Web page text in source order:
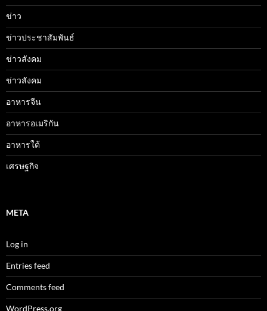
ข่าว
ข่าวประชาสัมพันธ์
ข่าวสังคม
ข่าวสังคม
อาหารจีน
อาหารอเมริกัน
อาหารใต้
เศรษฐกิจ
META
Log in
Entries feed
Comments feed
WordPress.org